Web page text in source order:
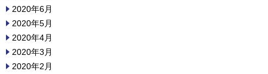
2020年6月
2020年5月
2020年4月
2020年3月
2020年2月